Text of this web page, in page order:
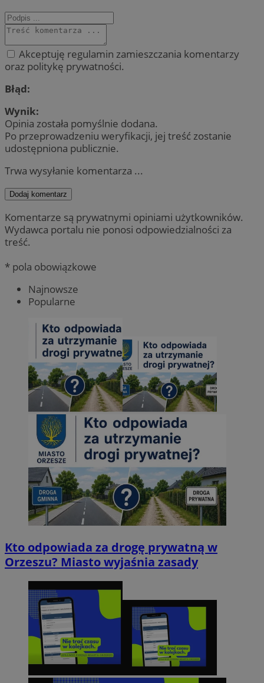
Akceptuję regulamin zamieszczania komentarzy
oraz politykę prywatności.
Błąd:
Wynik:
Opinia została pomyślnie dodana.
Po przeprowadzeniu weryfikacji, jej treść zostanie
udostępniona publicznie.
Trwa wysyłanie komentarza ...
Dodaj komentarz
Komentarze są prywatnymi opiniami użytkowników.
Wydawca portalu nie ponosi odpowiedzialności za
treść.
* pola obowiązkowe
Najnowsze
Popularne
Kto odpowiada za drogę prywatną w
Orzeszu? Miasto wyjaśnia zasady